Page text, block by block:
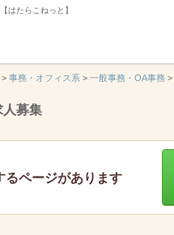
はたらこねっと】
> 事務・オフィス系 > 一般事務・OA事務 >
募集
るページがあります